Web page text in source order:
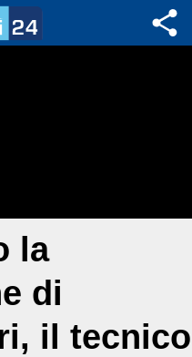
la
di
il tecnico